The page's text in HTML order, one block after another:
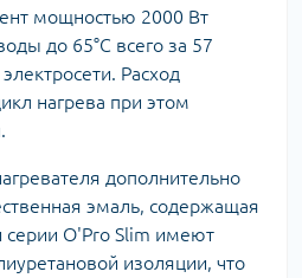
мощностью 2000 Вт
до 65°C всего за 57
Расход
нагрева при этом
дополнительно
эмаль, содержащая
O'Pro Slim имеют
изоляции, что